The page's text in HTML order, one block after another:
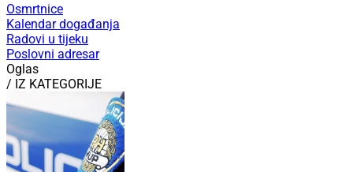
Osmrtnice
Kalendar događanja
Radovi u tijeku
Poslovni adresar
Oglas
/ IZ KATEGORIJE